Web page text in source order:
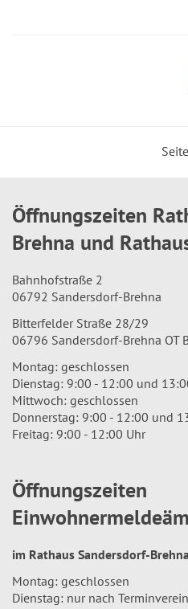
Öffnungszeiten
Brehna und
Bahnhofstraße 2
06792 Sandersdorf-Brehna
Bitterfelder Straße 28/29
06796 Sandersdorf-Brehna OT
Montag: geschlossen
Dienstag: 9:00 - 12:00 und
Mittwoch: geschlossen
Donnerstag: 9:00 - 12:00 und
Freitag: 9:00 - 12:00 Uhr
Öffnungszeiten
im Rathaus Sandersdorf-
Montag: geschlossen
Dienstag: nur nach